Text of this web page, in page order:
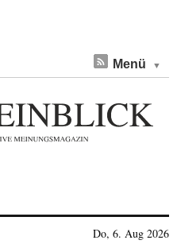
Menü
Do, 6. Aug 2026